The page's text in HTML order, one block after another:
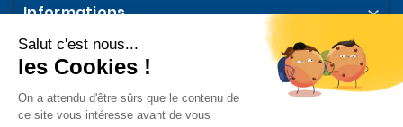
Informations 
Votre compte 
Notre Entreprise